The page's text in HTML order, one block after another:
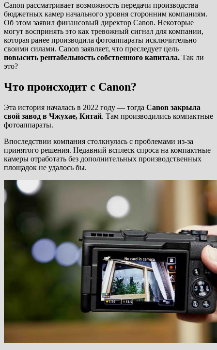
Canon рассматривает возможность передачи производства
бюджетных камер начального уровня сторонним компаниям.
Об этом заявил финансовый директор Canon. Некоторые
могут воспринять это как тревожный сигнал для компании,
которая ранее производила фотоаппараты исключительно
своими силами. Canon заявляет, что преследует цель
повысить рентабельность собственного капитала. Так ли
это?
Что происходит с Canon?
Эта история началась в 2022 году — тогда Canon закрыла
свой завод в Чжухае, Китай. Там производились компактные
фотоаппараты.
Впоследствии компания столкнулась с проблемами из-за
принятого решения. Недавний всплеск спроса на компактные
камеры отработать без дополнительных производственных
площадок не удалось бы.